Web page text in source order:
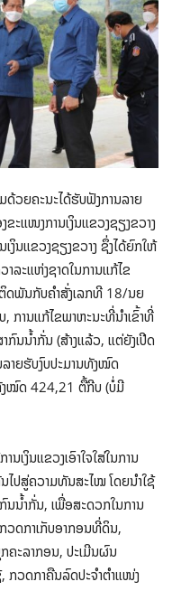
ດ້ວຍຄະນະໄດ້ຮັບຟັງການລາຍ
ະແໜງການເງິນແຂວງຊຽງຂວາງ
ນແຂວງຊຽງຂວາງ ຊຶ່ງໄດ້ຍົກໃຫ້
ລະແຫ່ງຊາດໃນການແກ້ໄຂ
ຕິດພັນກັບຄຳສັ່ງເລກທີ 18/ນຍ
ການແກ້ໄຂພາຫະນະທີ່ນຳເຂົ້າທີ່
ນນ້ຳກັ່ນ (ສ້າງແລ້ວ, ແຕ່ຍັງເປີດ
ລາຍຮັບງົບປະມານທັງໝົດ
ງໝົດ 424,21 ຕື້ກີບ (ບໍ່ມີ
ເງິນ​ແຂວງເອົາໃຈໃສ່ໃນການ
ໄປສູ່ຄວາມທັນສະໄໝ ໂດຍນຳໃຊ້
ນນ້ຳກັ່ນ, ເພື່ອສະດວກໃນການ
ວດກາເກັບອາກອນທີ່ດິນ,
ຄະລາກອນ, ປະເມີນຜົນ
ກວດກາຄືນລົດປະຈຳຕຳແໜ່ງ